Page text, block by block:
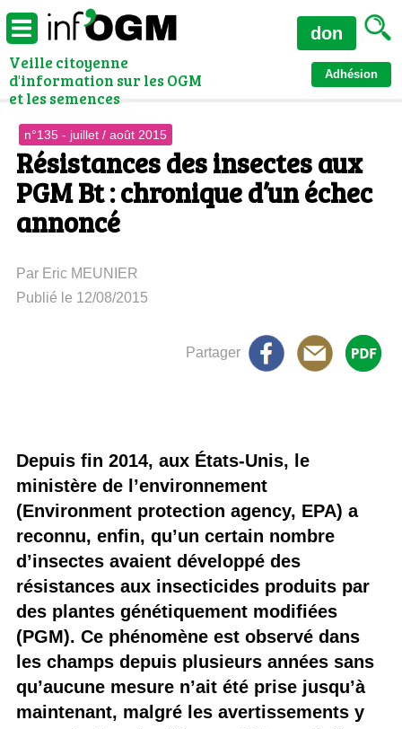
Veille citoyenne
d'information sur les OGM
et les semences
Adhésion
don
n°135 - juillet / août 2015
Résistances des insectes aux
PGM Bt : chronique d’un échec
annoncé
Par Eric MEUNIER
Publié le 12/08/2015
Partager
Depuis fin 2014, aux États-Unis, le
ministère de l’environnement
(Environment protection agency, EPA) a
reconnu, enfin, qu’un certain nombre
d’insectes avaient développé des
résistances aux insecticides produits par
des plantes génétiquement modifiées
(PGM). Ce phénomène est observé dans
les champs depuis plusieurs années sans
qu’aucune mesure n’ait été prise jusqu’à
maintenant, malgré les avertissements y